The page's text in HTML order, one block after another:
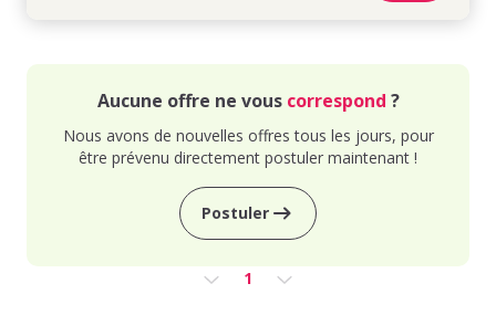
Aucune offre ne vous correspond ?
Nous avons de nouvelles offres tous les jours, pour
être prévenu directement postuler maintenant !
Postuler
1